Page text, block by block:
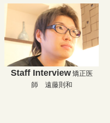
Staff Interview 矯正医
師 遠藤則和